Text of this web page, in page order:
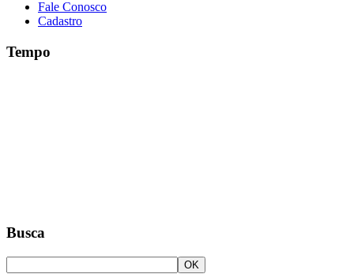
Fale Conosco
Cadastro
Tempo
Busca